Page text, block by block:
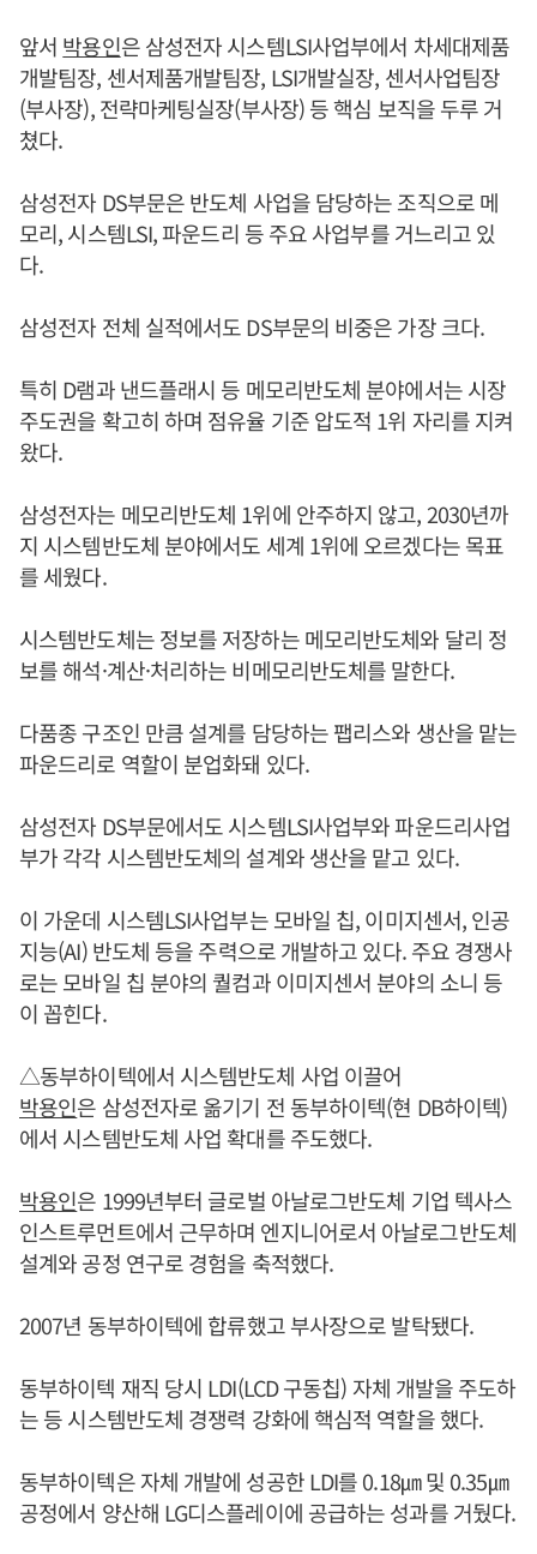
앞서 박용인은 삼성전자 시스템LSI사업부에서 차세대제품
개발팀장, 센서제품개발팀장, LSI개발실장, 센서사업팀장
(부사장), 전략마케팅실장(부사장) 등 핵심 보직을 두루 거
쳤다.
삼성전자 DS부문은 반도체 사업을 담당하는 조직으로 메
모리, 시스템LSI, 파운드리 등 주요 사업부를 거느리고 있
다.
삼성전자 전체 실적에서도 DS부문의 비중은 가장 크다.
특히 D램과 낸드플래시 등 메모리반도체 분야에서는 시장
주도권을 확고히 하며 점유율 기준 압도적 1위 자리를 지켜
왔다.
삼성전자는 메모리반도체 1위에 안주하지 않고, 2030년까
지 시스템반도체 분야에서도 세계 1위에 오르겠다는 목표
를 세웠다.
시스템반도체는 정보를 저장하는 메모리반도체와 달리 정
보를 해석·계산·처리하는 비메모리반도체를 말한다.
다품종 구조인 만큼 설계를 담당하는 팹리스와 생산을 맡는
파운드리로 역할이 분업화돼 있다.
삼성전자 DS부문에서도 시스템LSI사업부와 파운드리사업
부가 각각 시스템반도체의 설계와 생산을 맡고 있다.
이 가운데 시스템LSI사업부는 모바일 칩, 이미지센서, 인공
지능(AI) 반도체 등을 주력으로 개발하고 있다. 주요 경쟁사
로는 모바일 칩 분야의 퀄컴과 이미지센서 분야의 소니 등
이 꼽힌다.
△동부하이텍에서 시스템반도체 사업 이끌어
박용인은 삼성전자로 옮기기 전 동부하이텍(현 DB하이텍)
에서 시스템반도체 사업 확대를 주도했다.
박용인은 1999년부터 글로벌 아날로그반도체 기업 텍사스
인스트루먼트에서 근무하며 엔지니어로서 아날로그반도체
설계와 공정 연구로 경험을 축적했다.
2007년 동부하이텍에 합류했고 부사장으로 발탁됐다.
동부하이텍 재직 당시 LDI(LCD 구동칩) 자체 개발을 주도하
는 등 시스템반도체 경쟁력 강화에 핵심적 역할을 했다.
동부하이텍은 자체 개발에 성공한 LDI를 0.18㎛ 및 0.35㎛
공정에서 양산해 LG디스플레이에 공급하는 성과를 거뒀다.